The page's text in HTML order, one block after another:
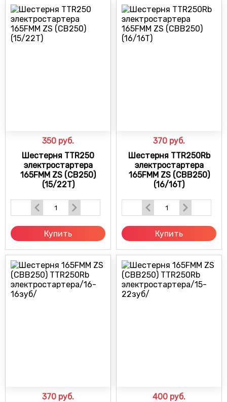
350 руб.
Шестерня TTR250
электростартера
165FMM ZS (CB250)
(15/22T)
Купить
370 руб.
Шестерня TTR250Rb
электростартера
165FMM ZS (CBB250)
(16/16T)
Купить
370 руб. 400 руб.